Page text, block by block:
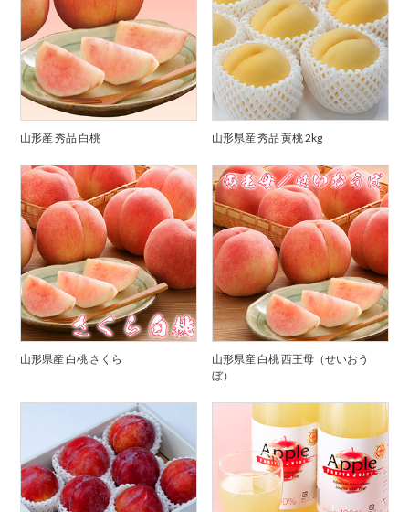
山形産 秀品 白桃 山形県産 秀品 黄桃 2kg
山形県産 白桃 さくら
山形県産 白桃 西王母（せいおう
ぼ）